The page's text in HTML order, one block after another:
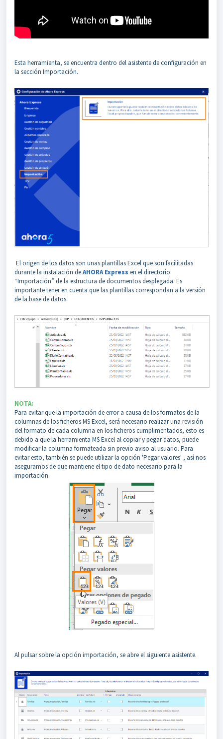
Esta herramienta, se encuentra dentro del asistente de configuración en
la sección Importación.
El origen de los datos son unas plantillas Excel que son facilitadas
durante la instalación deAHORA Express en el directorio
“Importación” de la estructura de documentos desplegada. Es
importante tener en cuenta que las plantillas correspondan a la versión
de la base de datos.
NOTA:
Para evitar que la importación de error a causa de los formatos de la
columnas de los ficheros MS Excel, será necesario realizar una revisión
del formato de cada columna en los ficheros cumplimentados, esto es
debido a que la herramienta MS Excel al copiar y pegar datos, puede
modificar la columna formateada sin previo aviso al usuario. Para
evitar esto, también se puede utilizar la opción 'Pegar valores' , así nos
aseguramos de que mantiene el tipo de dato necesario para la
importación.
Al pulsar sobre la opción importación, se abre el siguiente asistente.